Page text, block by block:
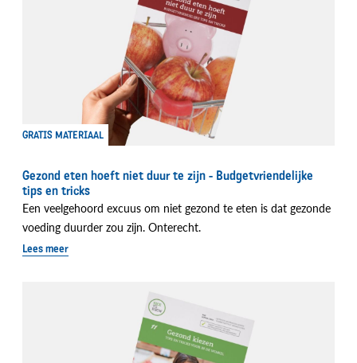
GRATIS MATERIAAL
Gezond eten hoeft niet duur te zijn - Budgetvriendelijke
tips en tricks
Een veelgehoord excuus om niet gezond te eten is dat gezonde
voeding duurder zou zijn. Onterecht.
Lees meer